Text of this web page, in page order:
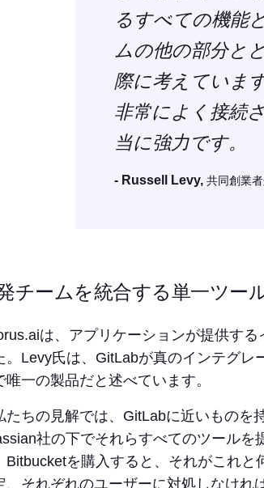
るすべての機能
ムの他の部分と
際に考えていま
非常によく接続
当に強力です。
- Russell Levy, 共同創業
チームを統合する単一ツー
は、アプリケーションが提供す
。Levy氏は、GitLabが真のインテグ
唯一の製品だと述べています。
たちの見解では、GitLabに近いものを
社の下でそれらすべてのツール
Bitbucketを購入すると、それがこれ
、それぞれのユーザーに対処しなけれ